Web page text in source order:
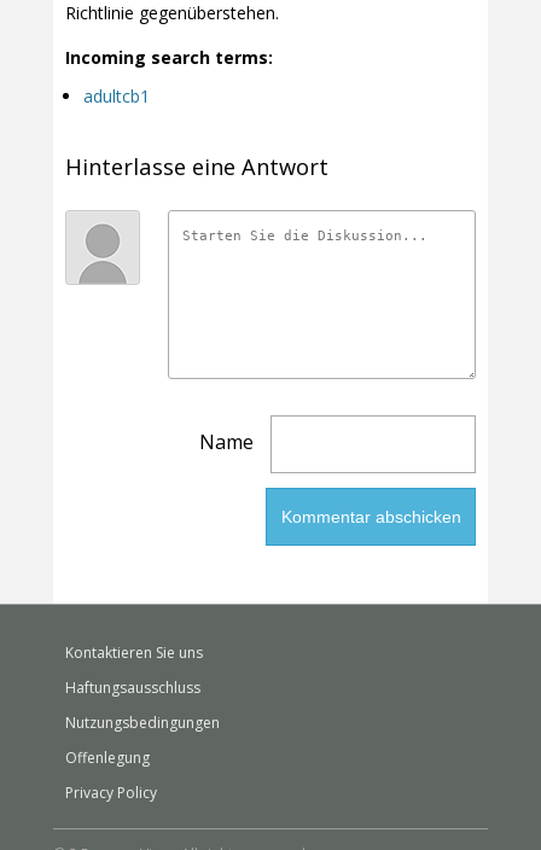
Richtlinie gegenüberstehen.
Incoming search terms:
adultcb1
Hinterlasse eine Antwort
Name
Kontaktieren Sie uns
Haftungsausschluss
Nutzungsbedingungen
Offenlegung
Privacy Policy